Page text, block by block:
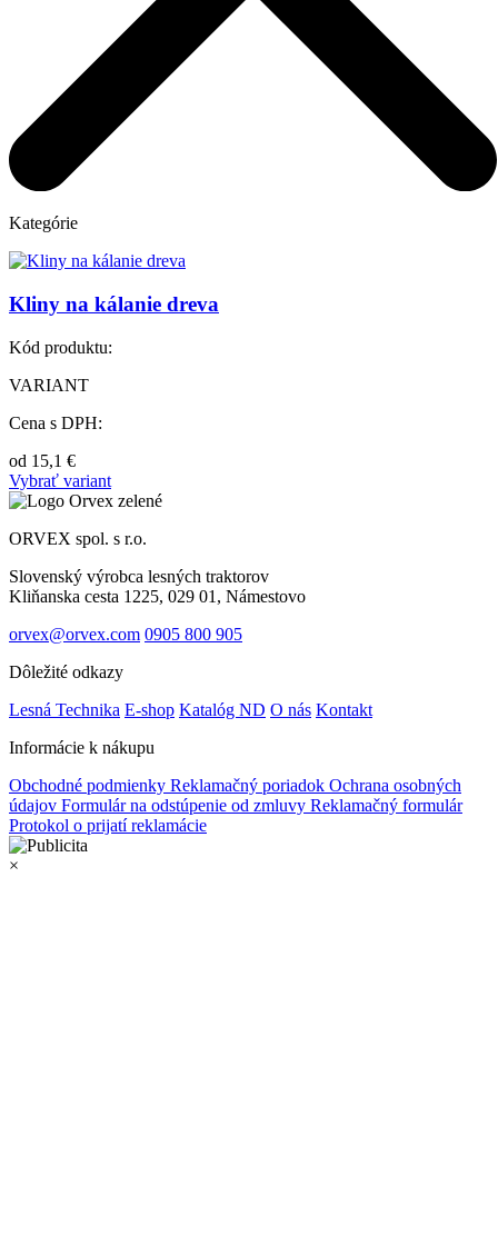
Kategórie
Kliny na kálanie dreva
Kód produktu:
VARIANT
Cena s DPH:
od 15,1 €
Vybrať variant
ORVEX spol. s r.o.
Slovenský výrobca lesných traktorov
Kliňanska cesta 1225, 029 01, Námestovo
orvex@orvex.com 0905 800 905
Dôležité odkazy
Lesná Technika E-shop Katalóg ND O nás Kontakt
Informácie k nákupu
Obchodné podmienky Reklamačný poriadok Ochrana osobných
údajov Formulár na odstúpenie od zmluvy Reklamačný formulár
Protokol o prijatí reklamácie
×